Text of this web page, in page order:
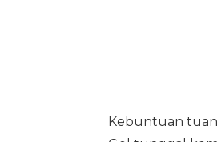
Kebuntuan